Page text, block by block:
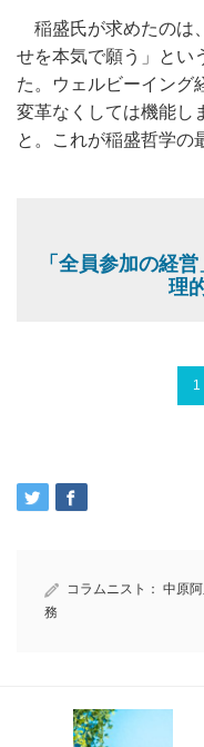
稲盛氏が求めたのは
せを本気で願う」とい
た。ウェルビーイング
変革なくしては機能し
と。これが稲盛哲学の
「全員参加の経
理
1
コラムニスト： 中原
務